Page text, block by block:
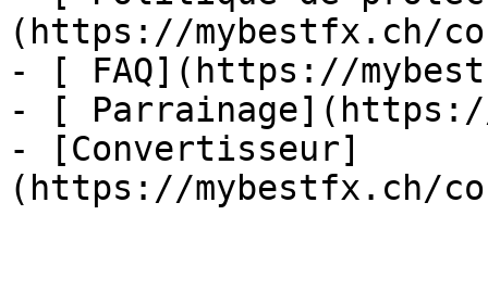
(https://mybestfx.ch/
- [ FAQ](https://
- [
- [Convertisseur]
(https://mybestfx.ch/